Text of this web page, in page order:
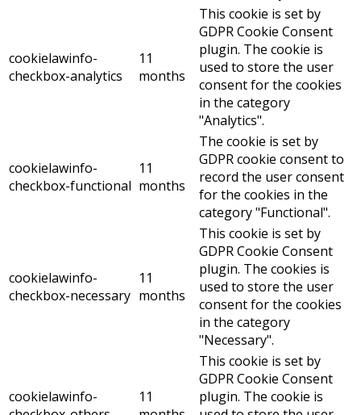
cookielawinfo-
checkbox-analytics
11
months
This cookie is set by
GDPR Cookie Consent
plugin. The cookie is
used to store the user
consent for the cookies
in the category
"Analytics".
cookielawinfo-
checkbox-functional
11
months
The cookie is set by
GDPR cookie consent to
record the user consent
for the cookies in the
category "Functional".
cookielawinfo-
checkbox-necessary
11
months
This cookie is set by
GDPR Cookie Consent
plugin. The cookies is
used to store the user
consent for the cookies
in the category
"Necessary".
cookielawinfo-
11
This cookie is set by
GDPR Cookie Consent
plugin. The cookie is